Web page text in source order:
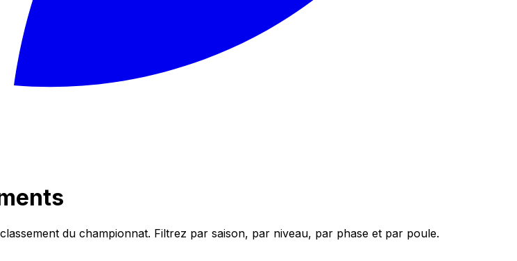
du championnat. Filtrez par saison, par niveau, par phase et par poule.